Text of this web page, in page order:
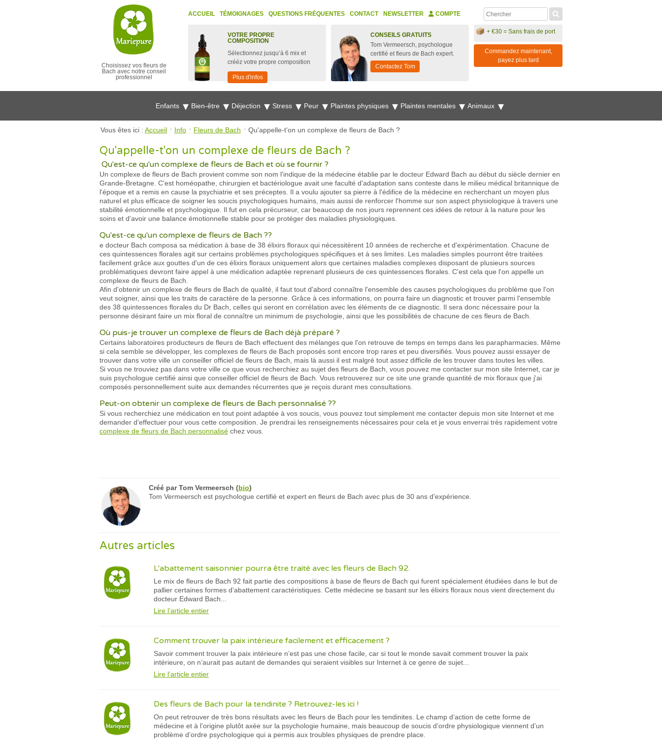
Choisissez vos fleurs de
Bach avec notre conseil
professionnel
ACCUEIL TÉMOIGNAGES QUESTIONS FRÉQUENTES CONTACT NEWSLETTER COMPTE
VOTRE PROPRE
COMPOSITION
Sélectionnez jusqu’à 6 mix et
crééz votre propre composition
Plus d'infos
CONSEILS GRATUITS
Tom Vermeersch, psychologue
certifié et fleurs de Bach expert.
Contactez Tom
+ €30 = Sans frais de port
Commandez maintenant,
payez plus tard
Enfants Bien-être Déjection Stress Peur Plaintes physiques Plaintes mentales Animaux
Vous êtes ici : Accueil Info Fleurs de Bach Qu'appelle-t'on un complexe de fleurs de Bach ?
Qu'appelle-t'on un complexe de fleurs de Bach ?
Qu'est-ce qu'un complexe de fleurs de Bach et où se fournir ?
Un complexe de fleurs de Bach provient comme son nom l'indique de la médecine établie par le docteur Edward Bach au début du siècle dernier en
Grande-Bretagne. C'est homéopathe, chirurgien et bactériologue avait une faculté d'adaptation sans conteste dans le milieu médical britannique de
l'époque et a remis en cause la psychiatrie et ses préceptes. Il a voulu ajouter sa pierre à l'édifice de la médecine en recherchant un moyen plus
naturel et plus efficace de soigner les soucis psychologiques humains, mais aussi de renforcer l'homme sur son aspect physiologique à travers une
stabilité émotionnelle et psychologique. Il fut en cela précurseur, car beaucoup de nos jours reprennent ces idées de retour à la nature pour les
soins et d'avoir une balance émotionnelle stable pour se protéger des maladies physiologiques.
Qu'est-ce qu'un complexe de fleurs de Bach ??
e docteur Bach composa sa médication à base de 38 élixirs floraux qui nécessitèrent 10 années de recherche et d'expérimentation. Chacune de
ces quintessences florales agit sur certains problèmes psychologiques spécifiques et à ses limites. Les maladies simples pourront être traitées
facilement grâce aux gouttes d'un de ces élixirs floraux uniquement alors que certaines maladies complexes disposant de plusieurs sources
problématiques devront faire appel à une médication adaptée reprenant plusieurs de ces quintessences florales. C'est cela que l'on appelle un
complexe de fleurs de Bach.
Afin d'obtenir un complexe de fleurs de Bach de qualité, il faut tout d'abord connaître l'ensemble des causes psychologiques du problème que l'on
veut soigner, ainsi que les traits de caractère de la personne. Grâce à ces informations, on pourra faire un diagnostic et trouver parmi l'ensemble
des 38 quintessences florales du Dr Bach, celles qui seront en corrélation avec les éléments de ce diagnostic. Il sera donc nécessaire pour la
personne désirant faire un mix floral de connaître un minimum de psychologie, ainsi que les possibilités de chacune de ces fleurs de Bach.
Où puis-je trouver un complexe de fleurs de Bach déjà préparé ?
Certains laboratoires producteurs de fleurs de Bach effectuent des mélanges que l'on retrouve de temps en temps dans les parapharmacies. Même
si cela semble se développer, les complexes de fleurs de Bach proposés sont encore trop rares et peu diversifiés. Vous pouvez aussi essayer de
trouver dans votre ville un conseiller officiel de fleurs de Bach, mais là aussi il est malgré tout assez difficile de les trouver dans toutes les villes.
Si vous ne trouviez pas dans votre ville ce que vous recherchiez au sujet des fleurs de Bach, vous pouvez me contacter sur mon site Internet, car je
suis psychologue certifié ainsi que conseiller officiel de fleurs de Bach. Vous retrouverez sur ce site une grande quantité de mix floraux que j'ai
composés personnellement suite aux demandes récurrentes que je reçois durant mes consultations.
Peut-on obtenir un complexe de fleurs de Bach personnalisé ??
Si vous recherchiez une médication en tout point adaptée à vos soucis, vous pouvez tout simplement me contacter depuis mon site Internet et me
demander d'effectuer pour vous cette composition. Je prendrai les renseignements nécessaires pour cela et je vous enverrai très rapidement votre
complexe de fleurs de Bach personnalisé chez vous.
Créé parTom Vermeersch (bio)
Tom Vermeersch est psychologue certifié et expert en fleurs de Bach avec plus de 30 ans d'expérience.
Autres articles
L'abattement saisonnier pourra être traité avec les fleurs de Bach 92.
Le mix de fleurs de Bach 92 fait partie des compositions à base de fleurs de Bach qui furent spécialement étudiées dans le but de
pallier certaines formes d’abattement caractéristiques. Cette médecine se basant sur les élixirs floraux nous vient directement du
docteur Edward Bach...
Lire l’article entier
Comment trouver la paix intérieure facilement et efficacement ?
Savoir comment trouver la paix intérieure n’est pas une chose facile, car si tout le monde savait comment trouver la paix
intérieure, on n’aurait pas autant de demandes qui seraient visibles sur Internet à ce genre de sujet...
Lire l’article entier
Des fleurs de Bach pour la tendinite ? Retrouvez-les ici !
On peut retrouver de très bons résultats avec les fleurs de Bach pour les tendinites. Le champ d’action de cette forme de
médecine et à l’origine plutôt axée sur la psychologie humaine, mais beaucoup de soucis d’ordre physiologique viennent d’un
problème d’ordre psychologique qui a permis aux troubles physiques de prendre place.